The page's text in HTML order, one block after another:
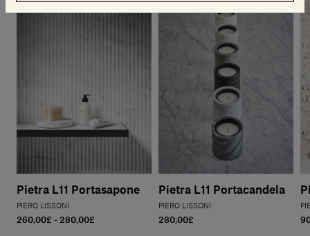
Pietra L11 Portasapone
PIERO LISSONI
260,00£ - 280,00£
Pietra L11 Portacandela
PIERO LISSONI
280,00£